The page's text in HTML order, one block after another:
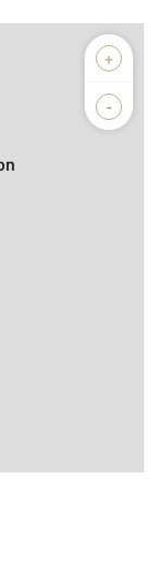
+
-
Biens vendus